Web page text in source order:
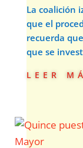
La coalición
que el
recuerda
que se
leer